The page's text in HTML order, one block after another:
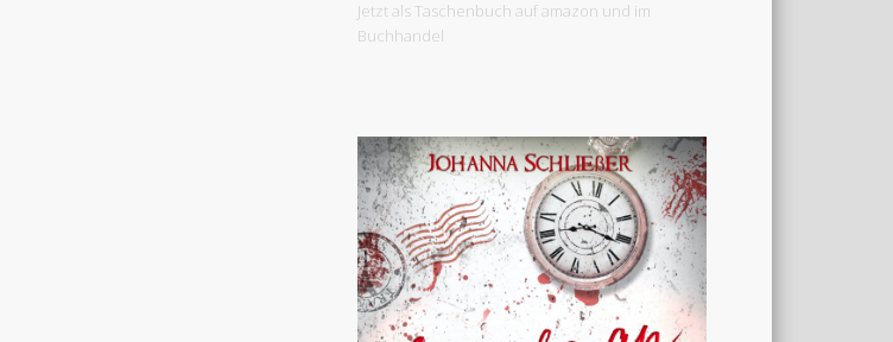
Jetzt als Taschenbuch auf amazon und im
Buchhandel